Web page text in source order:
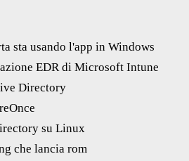
sta usando l'app in Windows
EDR di Microsoft Intune
Directory
su Linux
che lancia rom